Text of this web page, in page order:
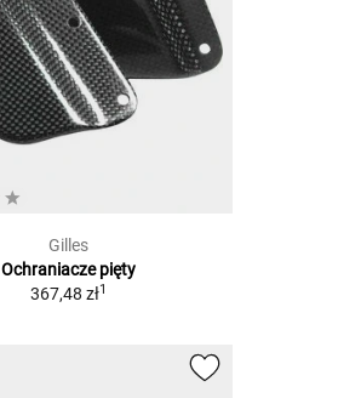
Gilles
Ochraniacze pięty
367,48 zł1